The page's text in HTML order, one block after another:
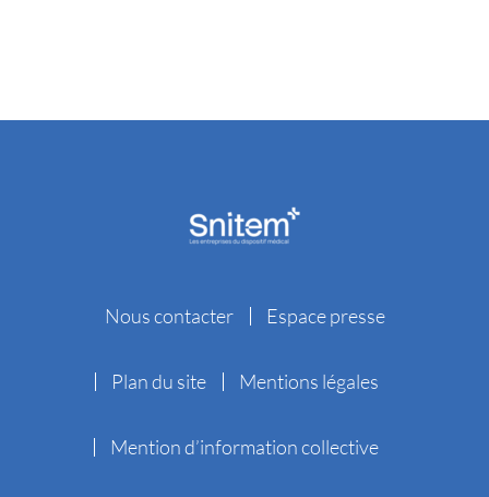
Nous contacter Espace presse
Plan du site Mentions légales
Mention d’information collective